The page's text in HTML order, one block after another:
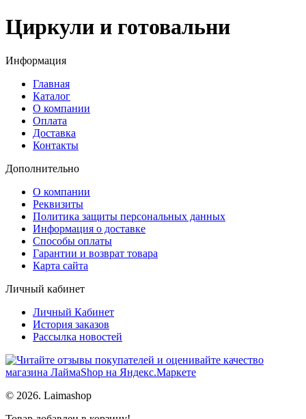
Циркули и готовальни
Информация
Главная
Каталог
О компании
Оплата
Доставка
Контакты
Дополнительно
О компании
Реквизиты
Политика защиты персональных данных
Информация о доставке
Способы оплаты
Гарантии и возврат товара
Карта сайта
Личный кабинет
Личный Кабинет
История заказов
Рассылка новостей
© 2026. Laimashop